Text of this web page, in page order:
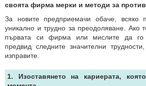
своята фирма мерки и методи за
За новите предприемачи обаче, всяко
уникално и трудно за преодоляване. Ако
първата си фирма или мислите да го
предвид следните значителни
изправите.
1. Изоставянето на кариерата,